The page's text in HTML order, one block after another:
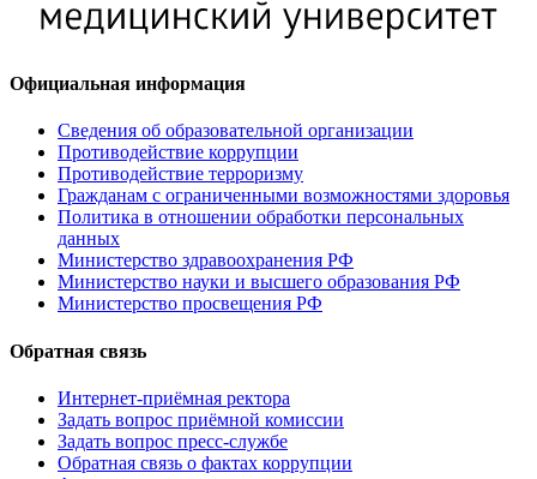
Официальная информация
Сведения об образовательной организации
Противодействие коррупции
Противодействие терроризму
Гражданам с ограниченными возможностями здоровья
Политика в отношении обработки персональных
данных
Министерство здравоохранения РФ
Министерство науки и высшего образования РФ
Министерство просвещения РФ
Обратная связь
Интернет-приёмная ректора
Задать вопрос приёмной комиссии
Задать вопрос пресс-службе
Обратная связь о фактах коррупции